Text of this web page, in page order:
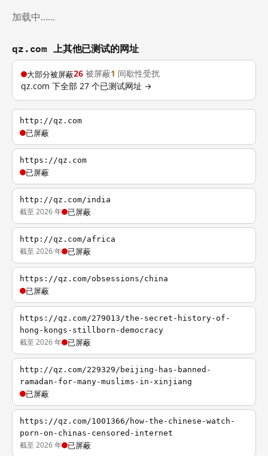
加载中……
qz.com 上其他已测试的网址
大部分被屏蔽26 被屏蔽1 间歇性受扰
qz.com 下全部 27 个已测试网址 →
http://qz.com
已屏蔽
https://qz.com
已屏蔽
http://qz.com/india
截至 2026 年 已屏蔽
http://qz.com/africa
截至 2026 年 已屏蔽
https://qz.com/obsessions/china
已屏蔽
https://qz.com/279013/the-secret-history-of-
hong-kongs-stillborn-democracy
截至 2026 年 已屏蔽
http://qz.com/229329/beijing-has-banned-
ramadan-for-many-muslims-in-xinjiang
已屏蔽
https://qz.com/1001366/how-the-chinese-watch-
porn-on-chinas-censored-internet
截至 2026 年 已屏蔽